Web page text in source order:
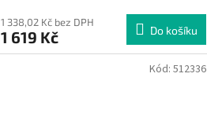
1 338,02 Kč bez DPH
1 619 Kč Do košíku
Kód: 512336